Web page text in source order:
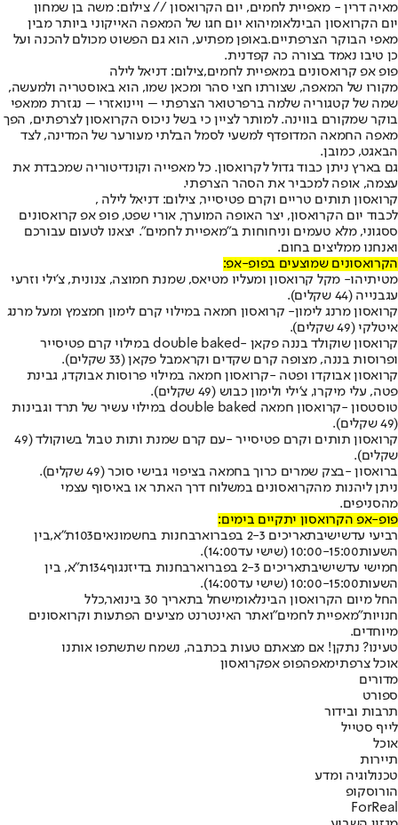
מאיה דרין - מאפיית לחמים, יום הקרואסון // צילום: משה בן שמחון
יום הקרואסון הבינלאומיהוא יום חגו של המאפה האייקוני ביותר מבין
מאפי הבוקר הצרפתיים.באופן מפתיע, הוא גם הפשוט מכולם להכנה ועל
כן טיבו נאמד בצורה כה קפדנית.
פופ אפ קרואסונים במאפיית לחמים,צילום: דניאל לילה
מקורו של המאפה, שצורתו חצי סהר ומכאן שמו, הוא באוסטריה ולמעשה,
שמה של קטגוריה שלמה ברפרטואר הצרפתי – ויינואזרי – נגזרת ממאפי
בוקר שמקורם בווינה. למותר לציין כי בשל ניכוס הקרואסון לצרפתים, הפך
מאפה החמאה המדופדף למשעי לסמל הבלתי מעורער של המדינה, לצד
הבאגט, כמובן.
גם בארץ ניתן כבוד גדול לקרואסון. כל מאפייה וקונדיטוריה שמכבדת את
עצמה, אופה למכביר את הסהר הצרפתי.
קרואסון תותים טריים וקרם פטיסייר, צילום: דניאל לילה ,
לכבוד יום הקרואסון, יצר האופה המוערך, אורי שפט, פופ אפ קרואסונים
ססגוני, מלא טעמים וניחוחות ב"מאפיית לחמים". יצאנו לטעום עבורכם
ואנחנו ממליצים בחום.
הקרואסונים שמוצעים בפופ-אפ:
מטיתיהו- מקל קרואסון ומעליו מטיאס, שמנת חמוצה, צנונית, צ'ילי וזרעי
עגבנייה (44 שקלים).
קרואסון מרנג לימון- קרואסון חמאה במילוי קרם לימון חמצמץ ומעל מרנג
איטלקי (49 שקלים).
קרואסון שוקולד בננה פקאן -
double baked במילוי קרם פטיסייר
ופרוסות בננה, מצופה קרם שקדים וקראמבל פקאן (33 שקלים).
קרואסון אבוקדו ופטה -קרואסון חמאה במילוי פרוסות אבוקדו, גבינת
פטה, עלי מיקרו, צ'ילי ולימון כבוש (49 שקלים).
טוסטסון -
קרואסון חמאה double baked במילוי עשיר של תרד וגבינות
(49 שקלים).
קרואסון תותים וקרם פטיסייר -
עם קרם שמנת ותות טבול בשוקולד (49
שקלים).
ברואסון -בצק שמרים כרוך בחמאה בציפוי גבישי סוכר (49 שקלים).
ניתן ליהנות מהקרואסונים במשלוח דרך האתר או באיסוף עצמי
מהסניפים.
פופ-אפ הקרואסון יתקיים בימים:
רביעי עדשישיבתאריכים 2-3 בפברואר בחנות בחשמונאים103ת"א,בין
השעות10:00-15:00 ( שישי עד14:00).
חמישי עדשישיבתאריכים 2-3 בפברואר בחנות בדיזנגוף134ת"א, בין
השעות10:00-15:00 ( שישי עד14:00).
החל מיום הקרואסון הבינלאומישחל בתאריך 30 בינואר,
כלל
חנויות"מאפיית לחמים"ואתר האינטרנט מציעים הפתעות וקרואסונים
מיוחדים.
טעינו? נתקן! אם מצאתם טעות בכתבה, נשמח שתשתפו אותנו
אוכל צרפתימאפהפופ אפקרואסון
מדורים
ספורט
תרבות ובידור
לייף סטייל
אוכל
תיירות
טכנולוגיה ומדע
הורוסקופ
ForReal